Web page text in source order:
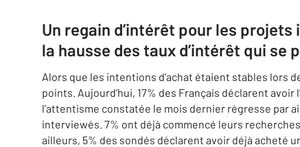
Un regain d’intérêt pour les
la hausse des taux d’intérêt qui se
Alors que les intentions d’achat étaient stables lors
points. Aujourd’hui, 17% des Français déclarent
l’attentisme constatée le mois dernier régresse par
interviewés. 7% ont déjà commencé leurs
ailleurs, 5% des sondés déclarent avoir déjà acheté